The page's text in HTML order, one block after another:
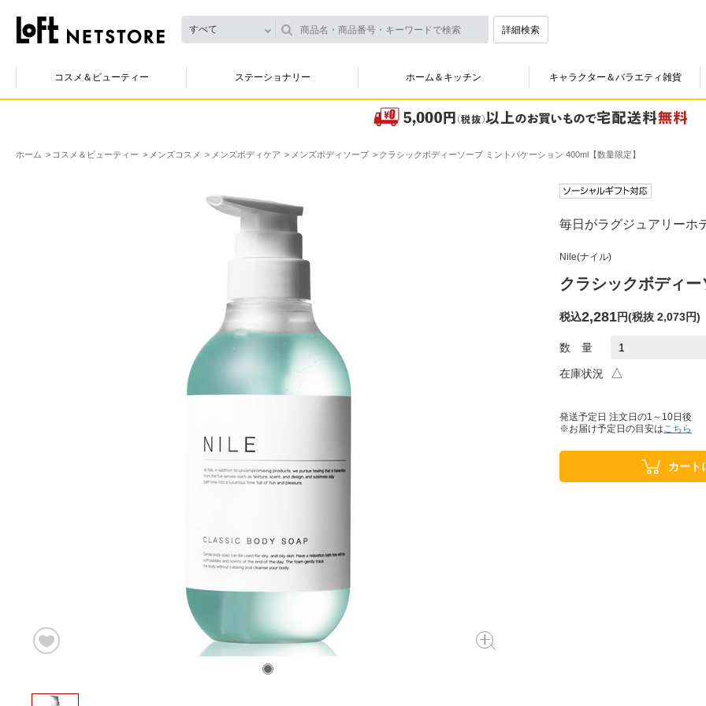
すべて 詳細検索
コスメ＆ビューティー ステーショナリー ホーム＆キッチン キャラクター＆バラエティ雑貨
ホーム コスメ＆ビューティー メンズコスメ メンズボディケア メンズボディソープ クラシックボディーソープ ミントバケーション 400ml【数量限定】
毎日がラグジュアリー
Nile(ナイル)
クラシックボディ
税込2,281円(税抜 2,073円)
数 量
在庫状況 △
発送予定日 注文日の1～10日後
※お届け予定日の目安はこちら
カート